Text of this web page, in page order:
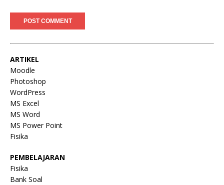
ARTIKEL
Moodle
Photoshop
WordPress
MS Excel
MS Word
MS Power Point
Fisika
PEMBELAJARAN
Fisika
Bank Soal